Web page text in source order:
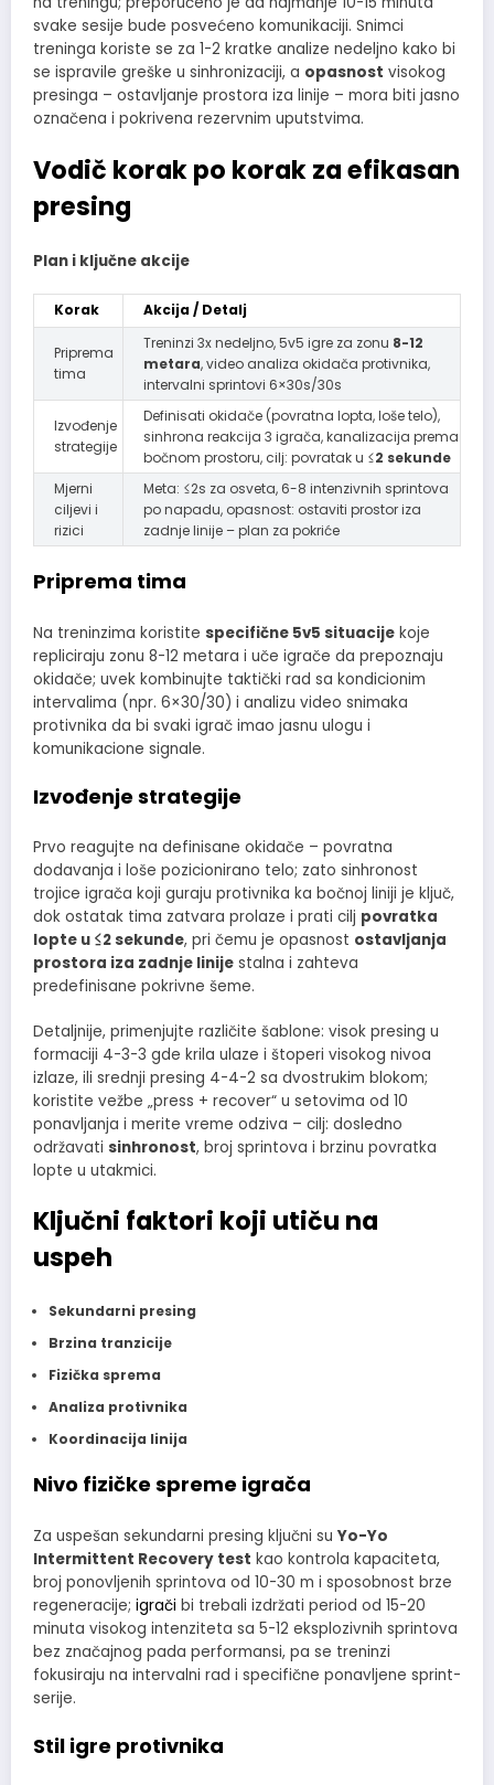
svake sesije bude posvećeno komunikaciji. Snimci
treninga koriste se za 1-2 kratke analize nedeljno kako bi
se ispravile greške u sinhronizaciji, a opasnost visokog
presinga – ostavljanje prostora iza linije – mora biti jasno
označena i pokrivena rezervnim uputstvima.
Vodič korak po korak za efikasan
presing
Plan i ključne akcije
Korak Akcija / Detalj
Priprema
tima
Treninzi 3x nedeljno, 5v5 igre za zonu 8-12
metara, video analiza okidača protivnika,
intervalni sprintovi 6×30s/30s
Izvođenje
strategije
Definisati okidače (povratna lopta, loše telo),
sinhrona reakcija 3 igrača, kanalizacija prema
bočnom prostoru, cilj: povratak u ≤2 sekunde
Mjerni
ciljevi i
rizici
Meta: ≤2s za osveta, 6-8 intenzivnih sprintova
po napadu, opasnost: ostaviti prostor iza
zadnje linije – plan za pokriće
Priprema tima
Na treninzima koristite specifične 5v5 situacije koje
repliciraju zonu 8-12 metara i uče igrače da prepoznaju
okidače; uvek kombinujte taktički rad sa kondicionim
intervalima (npr. 6×30/30) i analizu video snimaka
protivnika da bi svaki igrač imao jasnu ulogu i
komunikacione signale.
Izvođenje strategije
Prvo reagujte na definisane okidače – povratna
dodavanja i loše pozicionirano telo; zato sinhronost
trojice igrača koji guraju protivnika ka bočnoj liniji je ključ,
dok ostatak tima zatvara prolaze i prati cilj povratka
lopte u ≤2 sekunde, pri čemu je opasnost ostavljanja
prostora iza zadnje linije stalna i zahteva
predefinisane pokrivne šeme.
Detaljnije, primenjujte različite šablone: visok presing u
formaciji 4-3-3 gde krila ulaze i štoperi visokog nivoa
izlaze, ili srednji presing 4-4-2 sa dvostrukim blokom;
koristite vežbe „press + recover“ u setovima od 10
ponavljanja i merite vreme odziva – cilj: dosledno
održavati sinhronost, broj sprintova i brzinu povratka
lopte u utakmici.
Ključni faktori koji utiču na
uspeh
Sekundarni presing
Brzina tranzicije
Fizička sprema
Analiza protivnika
Koordinacija linija
Nivo fizičke spreme igrača
Za uspešan sekundarni presing ključni su Yo-Yo
Intermittent Recovery test kao kontrola kapaciteta,
broj ponovljenih sprintova od 10-30 m i sposobnost brze
regeneracije; igrači bi trebali izdržati period od 15-20
minuta visokog intenziteta sa 5-12 eksplozivnih sprintova
bez značajnog pada performansi, pa se treninzi
fokusiraju na intervalni rad i specifične ponavljene sprint-
serije.
Stil igre protivnika